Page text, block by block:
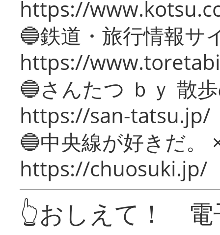
https://
🔵鉄道・旅行情報サ
https://
🔵さんたつ ｂｙ 散
https://san-tatsu.jp/
🔵中央線が好きだ。
https://chuosuki.jp/
👆おしえて！ 電